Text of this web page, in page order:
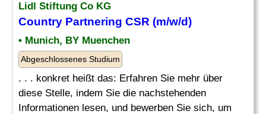
Lidl Stiftung Co KG
Country Partnering CSR (m/w/d)
• Munich, BY Muenchen
Abgeschlossenes Studium
. . . konkret heißt das: Erfahren Sie mehr über
diese Stelle, indem Sie die nachstehenden
Informationen lesen, und bewerben Sie sich, um